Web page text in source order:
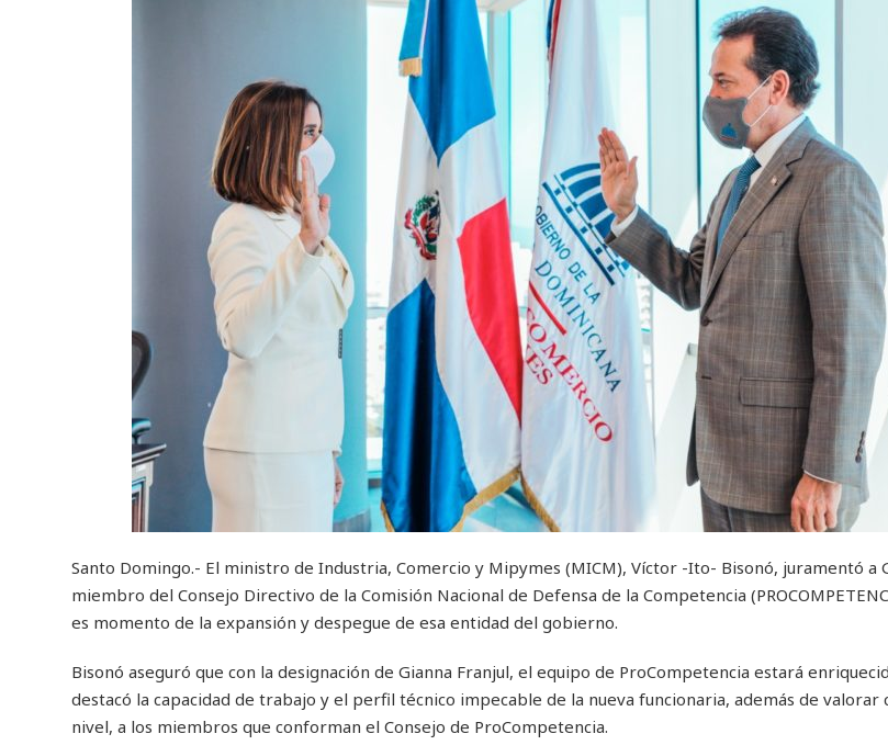
Santo Domingo.- El ministro de Industria, Comercio y Mipymes (MICM), Víctor -Ito- Bisonó, juramentó a
miembro del Consejo Directivo de la Comisión Nacional de Defensa de la Competencia
es momento de la expansión y despegue de esa entidad del gobierno.
Bisonó aseguró que con la designación de Gianna Franjul, el equipo de ProCompetencia estará
destacó la capacidad de trabajo y el perfil técnico impecable de la nueva funcionaria, además de valorar
nivel, a los miembros que conforman el Consejo de ProCompetencia.